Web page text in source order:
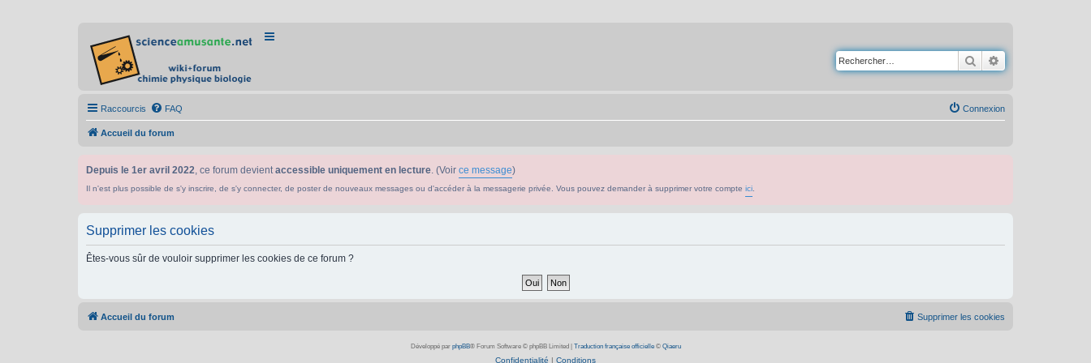
Rechercher
Raccourcis FAQ Connexion
Accueil du forum
Depuis le 1er avril 2022, ce forum devientaccessible uniquement en lecture. (Voir ce message)
Il n'est plus possible de s'y inscrire, de s'y connecter, de poster de nouveaux messages ou d'accéder à la messagerie privée. Vous pouvez demander à supprimer votre compte ici
Supprimer les cookies
Êtes-vous sûr de vouloir supprimer les cookies de ce forum ?
Accueil du forum Supprimer les cookies
Développé par phpBB® Forum Software © phpBB Limited Traduction française officielle© Qiaeru
Confidentialité | Conditions